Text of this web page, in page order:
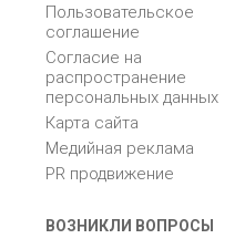
Пользовательское
соглашение
Согласие на
распространение
персональных данных
Карта сайта
Медийная реклама
PR продвижение
ВОЗНИКЛИ ВОПРОСЫ